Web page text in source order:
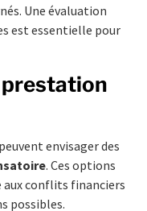
Une évaluation
est essentielle pour
prestation
envisager des
. Ces options
conflits financiers
possibles.